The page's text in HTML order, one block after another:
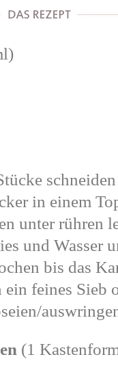
in einem
unter rühren
und Wasser
bis das
feines Sieb
(1